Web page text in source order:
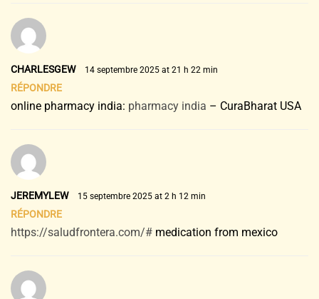
CHARLESGEW 14 septembre 2025 at 21 h 22 min
RÉPONDRE
online pharmacy india: pharmacy india – CuraBharat USA
JEREMYLEW 15 septembre 2025 at 2 h 12 min
RÉPONDRE
https://saludfrontera.com/# medication from mexico